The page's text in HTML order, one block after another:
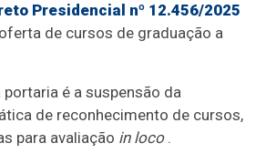
Presidencial nº 12.456/2025
de cursos de graduação a
é a suspensão da
de reconhecimento de cursos,
para avaliação in loco.